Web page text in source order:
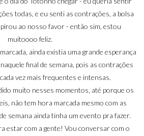
todas, e eu senti as contrações, a bolsa
ao nosso favor - então sim, estou
muitoooo feliz.
ainda existia uma grande esperança
final de semana, pois as contrações
vez mais frequentes e intensas.
muito nesses momentos, até porque os
não tem hora marcada mesmo com as
semana ainda tinha um evento pra fazer.
estar com a gente! Vou conversar com o